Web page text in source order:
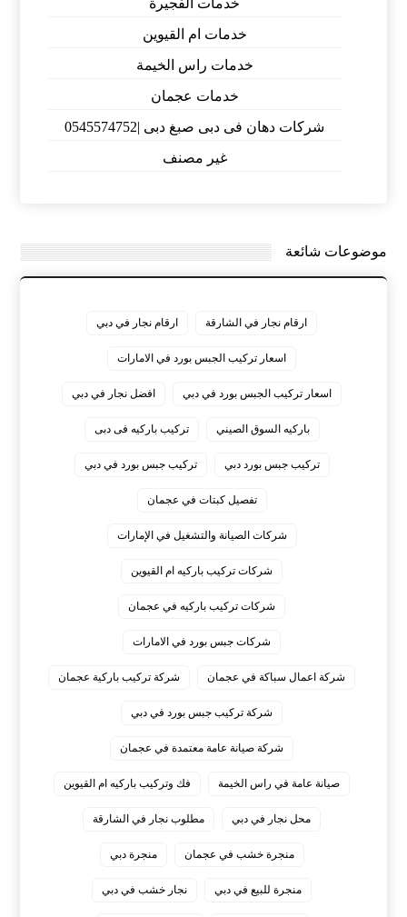
خدمات الفجيرة
خدمات ام القيوين
خدمات راس الخيمة
خدمات عجمان
شركات دهان فى دبى صبغ دبى |0545574752
غير مصنف
موضوعات شائعة
ارقام نجار في الشارقة ارقام نجار في دبي
اسعار تركيب الجبس بورد في الامارات
اسعار تركيب الجبس بورد في دبي افضل نجار في دبي
باركيه السوق الصيني تركيب باركيه فى دبى
تركيب جبس بورد دبي تركيب جبس بورد في دبي
تفصيل كبتات في عجمان
شركات الصيانة والتشغيل في الإمارات
شركات تركيب باركيه ام القيوين
شركات تركيب باركيه في عجمان
شركات جبس بورد في الامارات
شركة اعمال سباكة في عجمان شركة تركيب باركية عجمان
شركة تركيب جبس بورد في دبي
شركة صيانة عامة معتمدة في عجمان
صيانة عامة في راس الخيمة فك وتركيب باركيه ام القيوين
محل نجار في دبي مطلوب نجار في الشارقة
منجرة خشب في عجمان منجرة دبي
منجرة للبيع في دبي نجار خشب في دبي